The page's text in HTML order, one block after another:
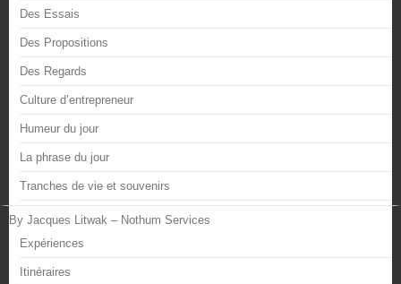
Des Essais
Des Propositions
Des Regards
Culture d’entrepreneur
Humeur du jour
La phrase du jour
Tranches de vie et souvenirs
By Jacques Litwak – Nothum Services
Expériences
Itinéraires